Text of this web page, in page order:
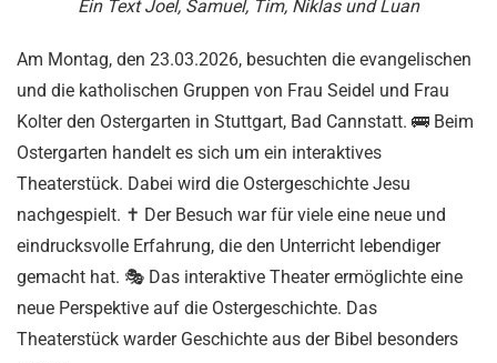
Ein Text Joel, Samuel, Tim, Niklas und Luan
Am Montag, den 23.03.2026, besuchten die evangelischen
und die katholischen Gruppen von Frau Seidel und Frau
Kolter den Ostergarten in Stuttgart, Bad Cannstatt. 🚌 Beim
Ostergarten handelt es sich um ein interaktives
Theaterstück. Dabei wird die Ostergeschichte Jesu
nachgespielt. ✝ Der Besuch war für viele eine neue und
eindrucksvolle Erfahrung, die den Unterricht lebendiger
gemacht hat. 🎭 Das interaktive Theater ermöglichte eine
neue Perspektive auf die Ostergeschichte. Das
Theaterstück warder Geschichte aus der Bibel besonders